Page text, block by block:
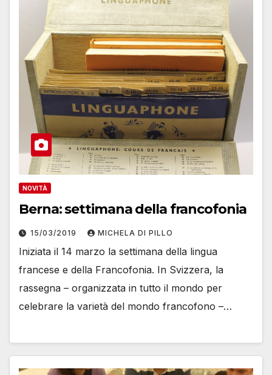
NOVITÀ
Berna: settimana della francofonia
15/03/2019 MICHELA DI PILLO
Iniziata il 14 marzo la settimana della lingua
francese e della Francofonia. In Svizzera, la
rassegna – organizzata in tutto il mondo per
celebrare la varietà del mondo francofono –…